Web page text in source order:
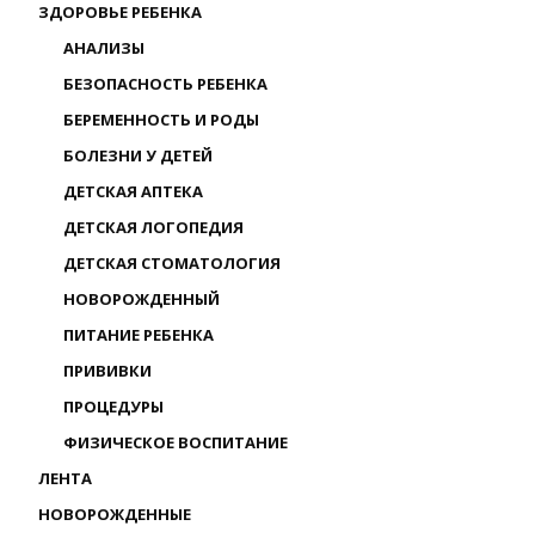
ЗДОРОВЬЕ РЕБЕНКА
АНАЛИЗЫ
БЕЗОПАСНОСТЬ РЕБЕНКА
БЕРЕМЕННОСТЬ И РОДЫ
БОЛЕЗНИ У ДЕТЕЙ
ДЕТСКАЯ АПТЕКА
ДЕТСКАЯ ЛОГОПЕДИЯ
ДЕТСКАЯ СТОМАТОЛОГИЯ
НОВОРОЖДЕННЫЙ
ПИТАНИЕ РЕБЕНКА
ПРИВИВКИ
ПРОЦЕДУРЫ
ФИЗИЧЕСКОЕ ВОСПИТАНИЕ
ЛЕНТА
НОВОРОЖДЕННЫЕ